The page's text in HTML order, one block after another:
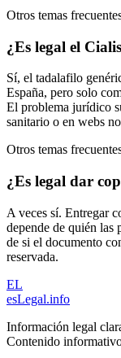
Otros temas
¿Es legal el
Sí, el tadalafilo
España, pero solo
El problema jurídico
sanitario o en webs
Otros temas
¿Es legal dar
A veces sí. Entregar
depende de quién las
de si el documento
reservada.
EL
esLegal.info
Información legal
Contenido